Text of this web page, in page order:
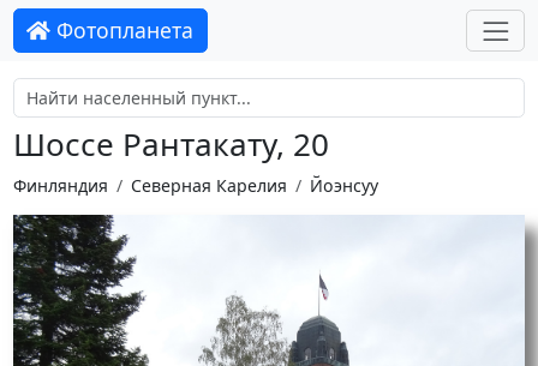
Фотопланета
Шоссе Рантакату, 20
Финляндия Северная Карелия Йоэнсуу